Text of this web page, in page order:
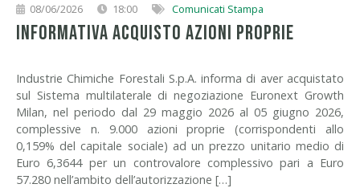
08/06/2026 18:00 Comunicati Stampa
INFORMATIVA ACQUISTO AZIONI PROPRIE
Industrie Chimiche Forestali S.p.A. informa di aver acquistato
sul Sistema multilaterale di negoziazione Euronext Growth
Milan, nel periodo dal 29 maggio 2026 al 05 giugno 2026,
complessive n. 9.000 azioni proprie (corrispondenti allo
0,159% del capitale sociale) ad un prezzo unitario medio di
Euro 6,3644 per un controvalore complessivo pari a Euro
57.280 nell’ambito dell’autorizzazione […]